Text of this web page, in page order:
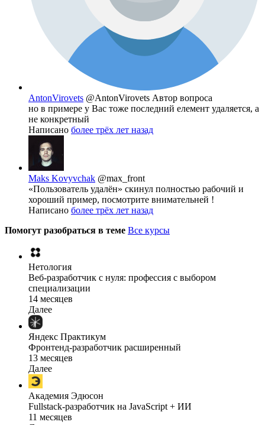
AntonVirovets @AntonVirovets Автор вопроса
но в примере у Вас тоже последний елемент удаляется, а
не конкретный
Написано более трёх лет назад
Maks Kovyvchak @max_front
«Пользователь удалён» скинул полностью рабочий и
хороший пример, посмотрите внимательней !
Написано более трёх лет назад
Помогут разобраться в теме Все курсы
Нетология
Веб-разработчик с нуля: профессия с выбором
специализации
14 месяцев
Далее
Яндекс Практикум
Фронтенд-разработчик расширенный
13 месяцев
Далее
Академия Эдюсон
Fullstack-разработчик на JavaScript + ИИ
11 месяцев